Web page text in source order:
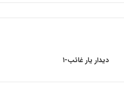
دیدار یار غائب-۱